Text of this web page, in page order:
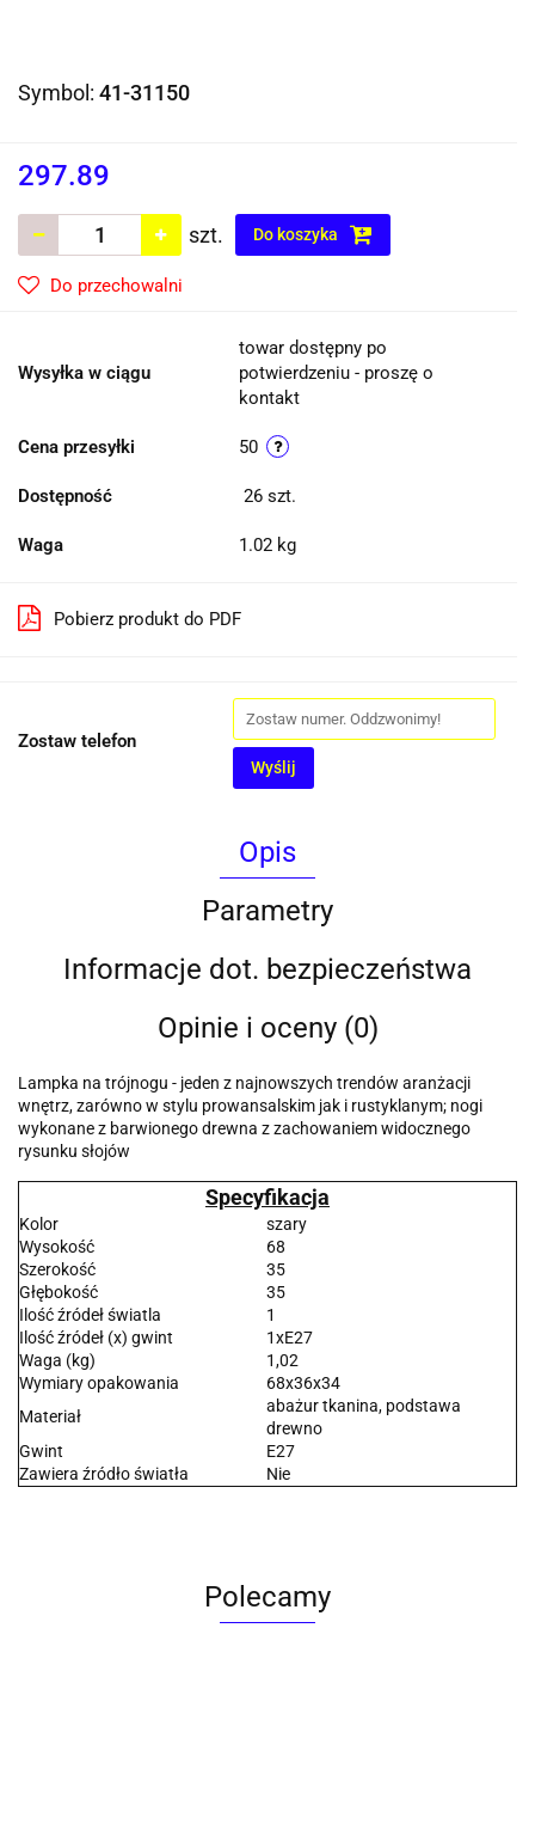
Symbol: 41-31150
297.89
szt. Do koszyka
Do przechowalni
Wysyłka w ciągu
towar dostępny po
potwierdzeniu - proszę o
kontakt
Cena przesyłki 50
Dostępność 26 szt.
Waga 1.02 kg
Pobierz produkt do PDF
Zostaw telefon
Wyślij
Opis
Parametry
Informacje dot. bezpieczeństwa
Opinie i oceny (0)
Lampka na trójnogu - jeden z najnowszych trendów aranżacji
wnętrz, zarówno w stylu prowansalskim jak i rustyklanym; nogi
wykonane z barwionego drewna z zachowaniem widocznego
rysunku słojów
Specyfikacja
Kolor
szary
Wysokość
68
Szerokość
35
Głębokość
35
Ilość źródeł światla
1
Ilość źródeł (x) gwint
1xE27
Waga (kg)
1,02
Wymiary opakowania
68x36x34
Materiał
abażur tkanina, podstawa
drewno
Gwint
E27
Zawiera źródło światła
Nie
Polecamy